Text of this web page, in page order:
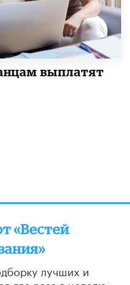
выплатят
«Вестей
лучших и